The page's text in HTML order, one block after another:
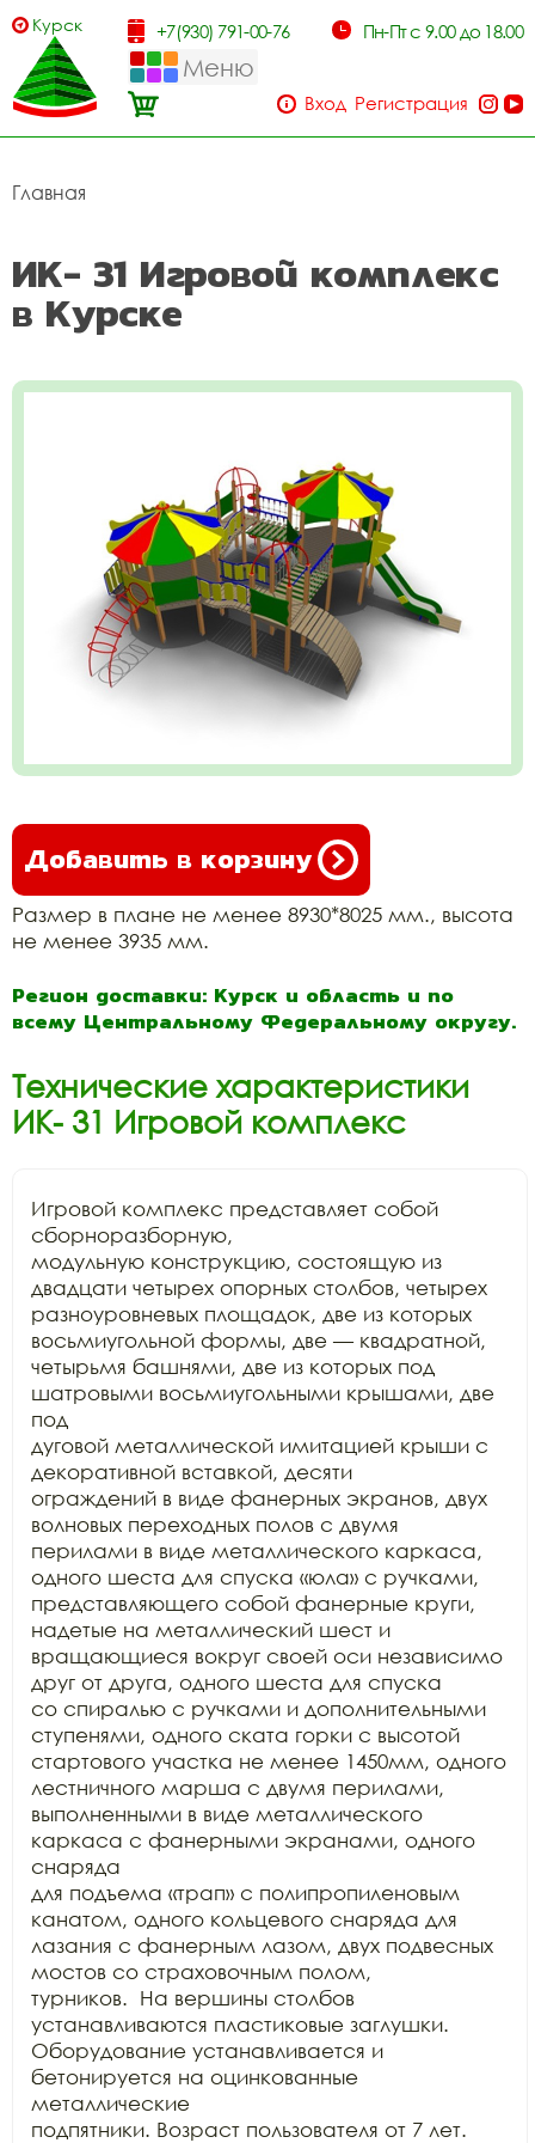
Курск +7(930) 791-00-76 Пн-Пт с 9.00 до 18.00
Меню
Вход Регистрация
Главная
ИК- 31 Игровой комплекс
в Курске
Добавить в корзину
Размер в плане не менее 8930*8025 мм., высота
не менее 3935 мм.
Регион доставки: Курск и область и по
всему Центральному Федеральному округу.
Технические характеристики
ИК- 31 Игровой комплекс
Игровой комплекс представляет собой
сборноразборную,
модульную конструкцию, состоящую из
двадцати четырех опорных столбов, четырех
разноуровневых площадок, две из которых
восьмиугольной формы, две — квадратной,
четырьмя башнями, две из которых под
шатровыми восьмиугольными крышами, две
под
дуговой металлической имитацией крыши с
декоративной вставкой, десяти
ограждений в виде фанерных экранов, двух
волновых переходных полов с двумя
перилами в виде металлического каркаса,
одного шеста для спуска «юла» с ручками,
представляющего собой фанерные круги,
надетые на металлический шест и
вращающиеся вокруг своей оси независимо
друг от друга, одного шеста для спуска
со спиралью с ручками и дополнительными
ступенями, одного ската горки с высотой
стартового участка не менее 1450мм, одного
лестничного марша с двумя перилами,
выполненными в виде металлического
каркаса с фанерными экранами, одного
снаряда
для подъема «трап» с полипропиленовым
канатом, одного кольцевого снаряда для
лазания с фанерным лазом, двух подвесных
мостов со страховочным полом,
турников.  На вершины столбов
устанавливаются пластиковые заглушки.
Оборудование устанавливается и
бетонируется на оцинкованные
металлические
подпятники. Возраст пользователя от 7 лет.